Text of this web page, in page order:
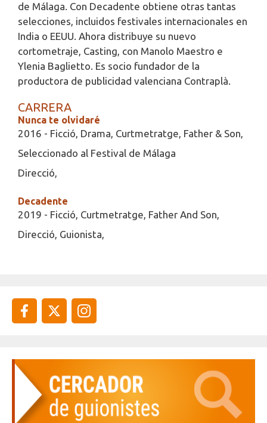
de Málaga. Con Decadente obtiene otras tantas
selecciones, incluidos festivales internacionales en
India o EEUU. Ahora distribuye su nuevo
cortometraje, Casting, con Manolo Maestro e
Ylenia Baglietto. Es socio fundador de la
productora de publicidad valenciana Contraplà.
CARRERA
Nunca te olvidaré
2016 - Ficció, Drama, Curtmetratge, Father & Son,
Seleccionado al Festival de Málaga
Direcció,
Decadente
2019 - Ficció, Curtmetratge, Father And Son,
Direcció, Guionista,